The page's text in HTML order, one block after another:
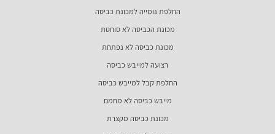
החלפת גומייה למכונת כביסה
מכונת הכביסה לא סוחטת
מכונת כביסה לא נפתחת
רצועה למייבש כביסה
החלפת קבל למייבש כביסה
מייבש כביסה לא מחמם
מכונת כביסה מקצרת